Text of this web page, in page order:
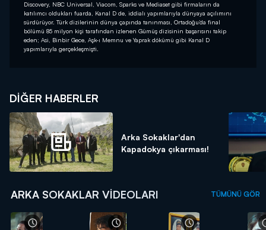
Discovery, NBC Universal, Viacom, Sparks ve Mediaset gibi firmaların da
katılımcı oldukları fuarda, Kanal D de, iddialı yapımlarıyla dünyaya açılımını
sürdürüyor. Türk dizilerinin dünya çapında tanınması, Ortadoğu’da final
bölümü 85 milyon kişi tarafından izlenen Gümüş dizisinin başarısını takip
eden; Asi, Binbir Gece, Aşk-ı Memnu ve Yaprak dökümü gibi Kanal D
yapımlarıyla gerçekleşmişti.
DIĞER HABERLER
Arka Sokaklar'dan
Kapadokya çıkarması!
ARKA SOKAKLAR VIDEOLARI TÜMÜNÜ GÖR